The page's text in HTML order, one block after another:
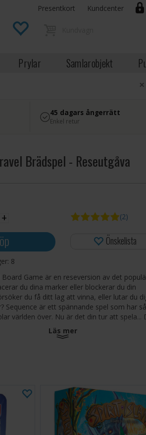
Presentkort Kundcenter
Prylar Samlarobjekt
×
45 dagars ångerrätt
Enkel retur
Brädspel - Reseutgåva
+
8
(2)
Önskelista
Board Game är en reseversion av det
du dina marker eller blockerar du din
du få ditt lag att vinna, eller lutar du
Sequence är ett spännande spel som har
världen över. Nu är det din tur att spela...
Läs mer